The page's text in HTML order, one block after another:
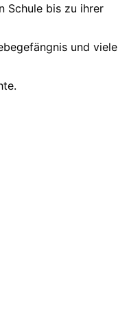
Schule bis zu ihrer
und viele